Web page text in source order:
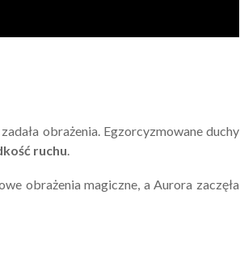
obrażenia. Egzorcyzmowane duchy
ruchu
obrażenia magiczne, a Aurora zaczęła